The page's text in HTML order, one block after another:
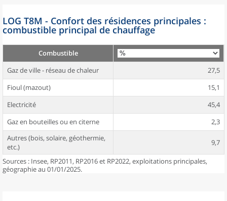
LOG T8M - Confort des résidences principales :
combustible principal de chauffage
Combustible
Gaz de ville - réseau de chaleur
27,5
Fioul (mazout)
15,1
Electricité
45,4
Gaz en bouteilles ou en citerne
2,3
Autres (bois, solaire, géothermie,
etc.)
9,7
Sources : Insee, RP2011, RP2016 et RP2022, exploitations principales,
géographie au 01/01/2025.